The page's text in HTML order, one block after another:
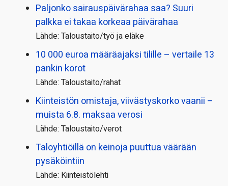
Paljonko sairauspäivä­rahaa saa? Suuri
palkka ei takaa korkeaa päivärahaa
Lähde: Taloustaito/työ ja eläke
10 000 euroa määräajaksi tilille – vertaile 13
pankin korot
Lähde: Taloustaito/rahat
Kiinteistön omistaja, viivästyskorko vaanii –
muista 6.8. maksaa verosi
Lähde: Taloustaito/verot
Taloyhtiöillä on keinoja puuttua väärään
pysäköintiin
Lähde: Kiinteistölehti